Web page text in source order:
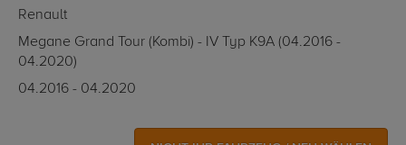
Renault
Megane Grand Tour (Kombi) - IV Typ K9A (04.2016 -
04.2020)
04.2016 - 04.2020